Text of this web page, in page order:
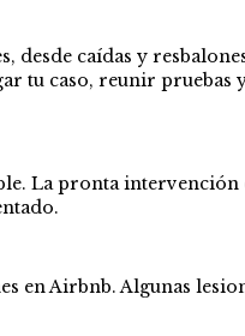
caídas y
caso, reunir pruebas
La pronta
en Airbnb. Algunas